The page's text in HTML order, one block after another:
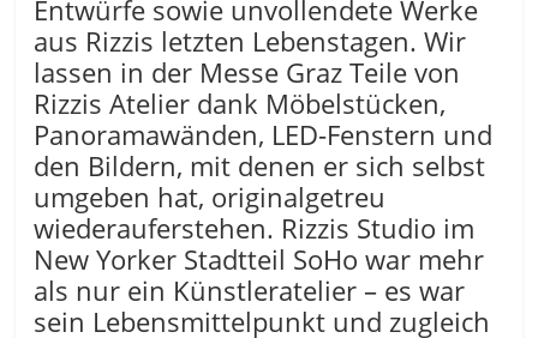
Entwürfe sowie unvollendete Werke
aus Rizzis letzten Lebenstagen. Wir
lassen in der Messe Graz Teile von
Rizzis Atelier dank Möbelstücken,
Panoramawänden, LED-Fenstern und
den Bildern, mit denen er sich selbst
umgeben hat, originalgetreu
wiederauferstehen. Rizzis Studio im
New Yorker Stadtteil SoHo war mehr
als nur ein Künstleratelier – es war
sein Lebensmittelpunkt und zugleich